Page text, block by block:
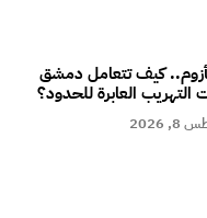
كيف تتعامل دمشق
العابرة للحدود؟
2026